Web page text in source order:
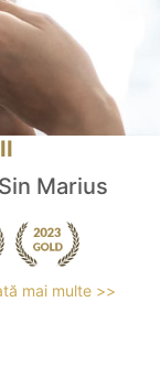
Marius
mai multe >>